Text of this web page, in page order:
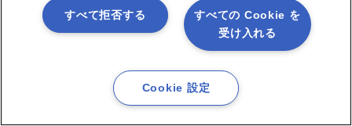
すべての Cookie を
受け入れる
すべて拒否する
Cookie 設定